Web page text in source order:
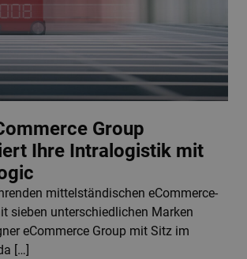
Group
Ihre Intralogistik mit
mittelständischen eCommerce-
sieben unterschiedlichen Marken
eCommerce Group mit Sitz im
[…]